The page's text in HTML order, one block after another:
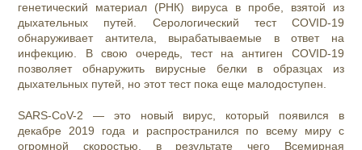
генетический материал (РНК) вируса в пробе, взятой из
дыхательных путей. Серологический тест COVID-19
обнаруживает антитела, вырабатываемые в ответ на
инфекцию. В свою очередь, тест на антиген COVID-19
позволяет обнаружить вирусные белки в образцах из
дыхательных путей, но этот тест пока еще малодоступен.
SARS-CoV-2 — это новый вирус, который появился в
декабре 2019 года и распространился по всему миру с
огромной скоростью, в результате чего Всемирная